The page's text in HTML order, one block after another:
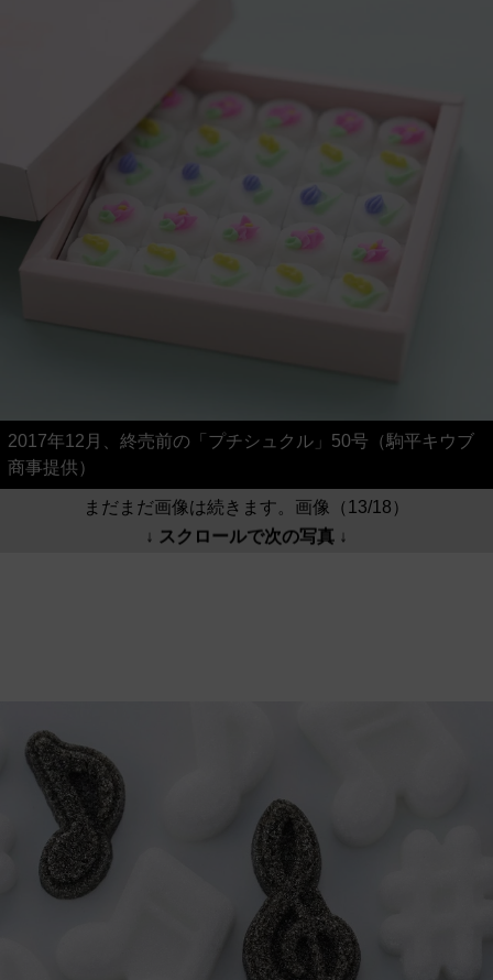
2017年12月、終売前の「プチシュクル」50号（駒平キウブ
商事提供）
まだまだ画像は続きます。画像（13/18）
↓ スクロールで次の写真 ↓